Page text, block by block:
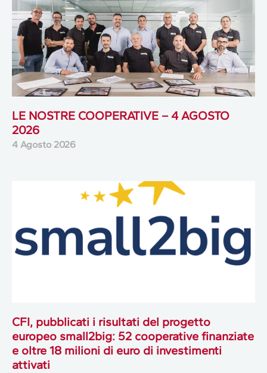
LE NOSTRE COOPERATIVE – 4 AGOSTO
2026
4 Agosto 2026
CFI, pubblicati i risultati del progetto
europeo small2big: 52 cooperative finanziate
e oltre 18 milioni di euro di investimenti
attivati